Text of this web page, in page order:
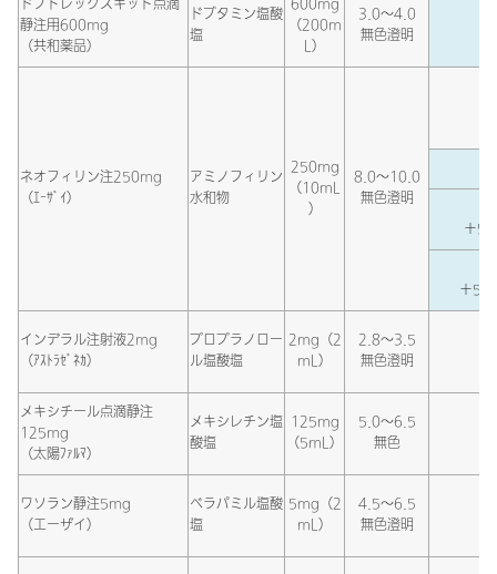
ドブトレックスキット点滴
静注用600mg
（共和薬品）
ドブタミン塩酸
塩
600mg
（200m
L）
3.0～4.0
無色澄明
ネオフィリン注250mg
（ｴｰｻﾞｲ）
アミノフィリン
水和物
250mg
（10mL
）
8.0～10.0
無色澄明
＋5
＋5
インデラル注射液2mg
（ｱｽﾄﾗｾﾞﾈｶ）
プロプラノロー
ル塩酸塩
2mg（2
mL）
2.8～3.5
無色澄明
メキシチール点滴静注
125mg
（太陽ﾌｧﾙﾏ）
メキシレチン塩
酸塩
125mg
（5mL）
5.0～6.5
無色
ワソラン静注5mg
（エーザイ）
ベラパミル塩酸
塩
5mg（2
mL）
4.5～6.5
無色澄明